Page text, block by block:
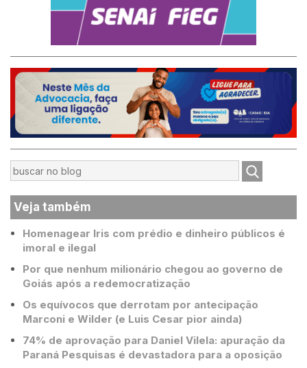
Veja também
Homenagear Iris com prédio e dinheiro públicos é
imoral e ilegal
Por que nenhum milionário chegou ao governo de
Goiás após a redemocratização
Os equívocos que derrotam por antecipação
Marconi e Wilder (e Luis Cesar pior ainda)
74% de aprovação para Daniel Vilela: apuração da
Paraná Pesquisas é devastadora para a oposição